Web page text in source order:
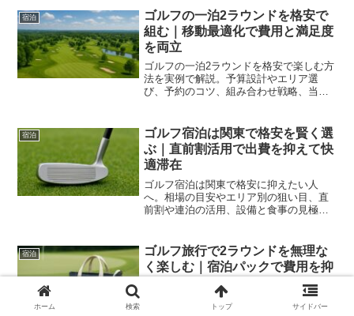
宿泊
ゴルフの一泊2ラウンドを格安で
組む｜移動最適化で費用と満足度
を両立
ゴルフの一泊2ラウンドを格安で楽しむ方
法を実例で解説。予算設計やエリア選
び、予約のコツ、組み合わせ戦略、当日
宿泊
ゴルフ宿泊は関東で格安を賢く選
ぶ｜直前割活用で出費を抑えて快
適滞在
ゴルフ宿泊は関東で格安に抑えたい人
へ。相場の目安やエリア別の狙い目、直
前割や連泊の活用、設備と食事の見極
宿泊
ゴルフ旅行で2ラウンドを無理な
く楽しむ｜宿泊パックで費用を抑
ゴルフ旅行で2ラウンドを計画する人へ。
ホーム 検索 トップ サイドバー